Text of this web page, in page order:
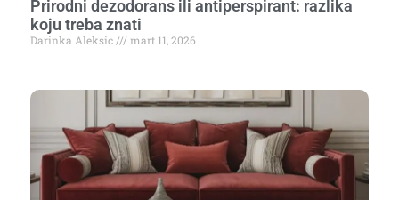
Prirodni dezodorans ili antiperspirant: razlika
koju treba znati
Darinka Aleksic mart 11, 2026